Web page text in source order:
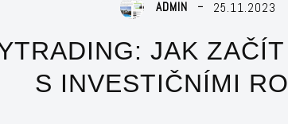
ADMIN 25.11.2023
JAK
S INVESTIČNÍMI